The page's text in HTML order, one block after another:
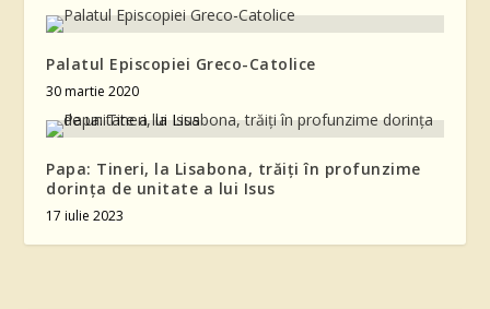
Palatul Episcopiei Greco-Catolice
30 martie 2020
Papa: Tineri, la Lisabona, trăiți în profunzime
dorința de unitate a lui Isus
17 iulie 2023